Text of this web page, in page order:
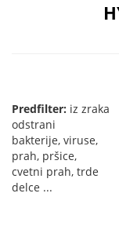
Predfilter: iz zraka
odstrani
bakterije, viruse,
prah, pršice,
cvetni prah, trde
delce ...